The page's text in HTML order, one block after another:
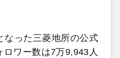
なった三菱地所の公式
ワー数は7万9,943人